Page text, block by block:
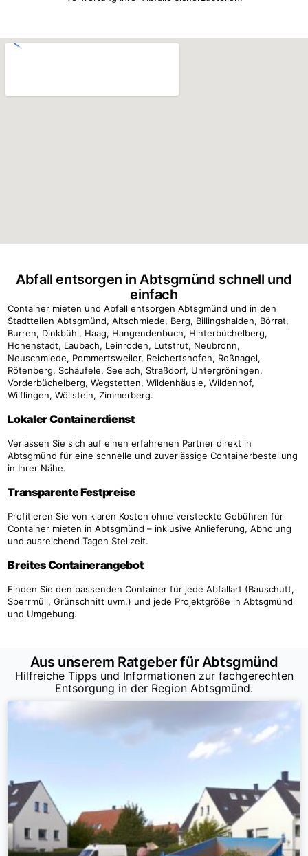
Abfall entsorgen in Abtsgmünd schnell und
einfach
Container mieten und Abfall entsorgen Abtsgmünd und in den
Stadtteilen Abtsgmünd, Altschmiede, Berg, Billingshalden, Börrat,
Burren, Dinkbühl, Haag, Hangendenbuch, Hinterbüchelberg,
Hohenstadt, Laubach, Leinroden, Lutstrut, Neubronn,
Neuschmiede, Pommertsweiler, Reichertshofen, Roßnagel,
Rötenberg, Schäufele, Seelach, Straßdorf, Untergröningen,
Vorderbüchelberg, Wegstetten, Wildenhäusle, Wildenhof,
Wilflingen, Wöllstein, Zimmerberg.
Lokaler Containerdienst
Verlassen Sie sich auf einen erfahrenen Partner direkt in
Abtsgmünd für eine schnelle und zuverlässige Containerbestellung
in Ihrer Nähe.
Transparente Festpreise
Profitieren Sie von klaren Kosten ohne versteckte Gebühren für
Container mieten in Abtsgmünd – inklusive Anlieferung, Abholung
und ausreichend Tagen Stellzeit.
Breites Containerangebot
Finden Sie den passenden Container für jede Abfallart (Bauschutt,
Sperrmüll, Grünschnitt uvm.) und jede Projektgröße in Abtsgmünd
und Umgebung.
Aus unserem Ratgeber für Abtsgmünd
Hilfreiche Tipps und Informationen zur fachgerechten
Entsorgung in der Region Abtsgmünd.